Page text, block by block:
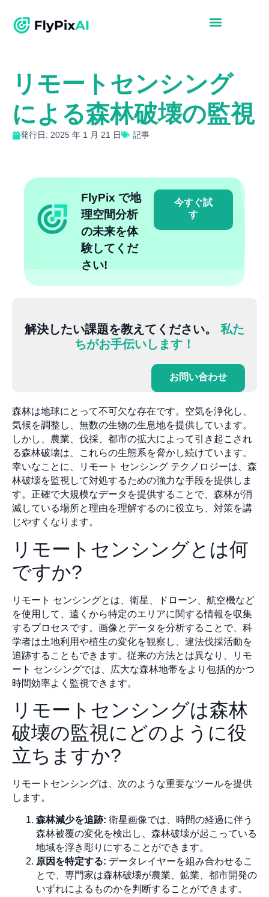
リモートセンシング
による森林破壊の監視
発行日: 2025 年 1 月 21 日 記事
FlyPix で地
理空間分析
の未来を体
験してくだ
さい!
今すぐ試
す
解決したい課題を教えてください。 私た
ちがお手伝いします！
お問い合わせ
森林は地球にとって不可欠な存在です。空気を浄化し、
気候を調整し、無数の生物の生息地を提供しています。
しかし、農業、伐採、都市の拡大によって引き起こされ
る森林破壊は、これらの生態系を脅かし続けています。
幸いなことに、リモート センシング テクノロジーは、森
林破壊を監視して対処するための強力な手段を提供しま
す。正確で大規模なデータを提供することで、森林が消
滅している場所と理由を理解するのに役立ち、対策を講
じやすくなります。
リモートセンシングとは何
ですか?
リモート センシングとは、衛星、ドローン、航空機など
を使用して、遠くから特定のエリアに関する情報を収集
するプロセスです。画像とデータを分析することで、科
学者は土地利用や植生の変化を観察し、違法伐採活動を
追跡することもできます。従来の方法とは異なり、リモ
ート センシングでは、広大な森林地帯をより包括的かつ
時間効率よく監視できます。
リモートセンシングは森林
破壊の監視にどのように役
立ちますか?
リモートセンシングは、次のような重要なツールを提供
します。
森林減少を追跡: 衛星画像では、時間の経過に伴う
森林被覆の変化を検出し、森林破壊が起こっている
地域を浮き彫りにすることができます。
原因を特定する: データレイヤーを組み合わせるこ
とで、専門家は森林破壊が農業、鉱業、都市開発の
いずれによるものかを判断することができます。